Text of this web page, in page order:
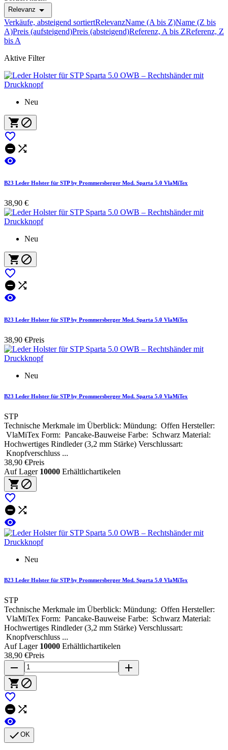
Relevanz 
Verkäufe, absteigend sortiertRelevanzName (A bis Z)Name (Z bis
A)Preis (aufsteigend)Preis (absteigend)Referenz, A bis ZReferenz, Z
bis A
Aktive Filter
Neu
 

 

B23 Leder Holster für STP by Prommersberger Mod. Sparta 5.0 VlaMiTex
38,90 €
Neu
 

 

B23 Leder Holster für STP by Prommersberger Mod. Sparta 5.0 VlaMiTex
38,90 €Preis
Neu
B23 Leder Holster für STP by Prommersberger Mod. Sparta 5.0 VlaMiTex
STP
Technische Merkmale im Überblick: Mündung: Offen Hersteller:
VlaMiTex Form: Pancake-Bauweise Farbe: Schwarz Material:
Hochwertiges Rindleder (3,2 mm Stärke) Verschlussart:
Knopfverschluss ...
38,90 €Preis
Auf Lager 10000 Erhältlichartikelen
 

 

Neu
B23 Leder Holster für STP by Prommersberger Mod. Sparta 5.0 VlaMiTex
STP
Technische Merkmale im Überblick: Mündung: Offen Hersteller:
VlaMiTex Form: Pancake-Bauweise Farbe: Schwarz Material:
Hochwertiges Rindleder (3,2 mm Stärke) Verschlussart:
Knopfverschluss ...
Auf Lager 10000 Erhältlichartikelen
38,90 €Preis
remove
add
 

 

 OK